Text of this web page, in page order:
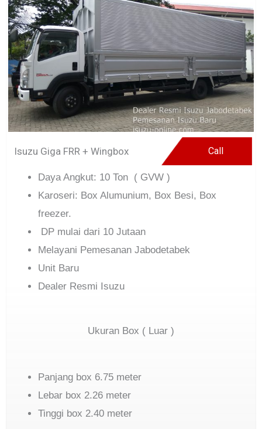
Isuzu Giga FRR + Wingbox Call
Daya Angkut: 10 Ton ( GVW )
Karoseri: Box Alumunium, Box Besi, Box
freezer.
DP mulai dari 10 Jutaan
Melayani Pemesanan Jabodetabek
Unit Baru
Dealer Resmi Isuzu
Ukuran Box ( Luar )
Panjang box 6.75 meter
Lebar box 2.26 meter
Tinggi box 2.40 meter